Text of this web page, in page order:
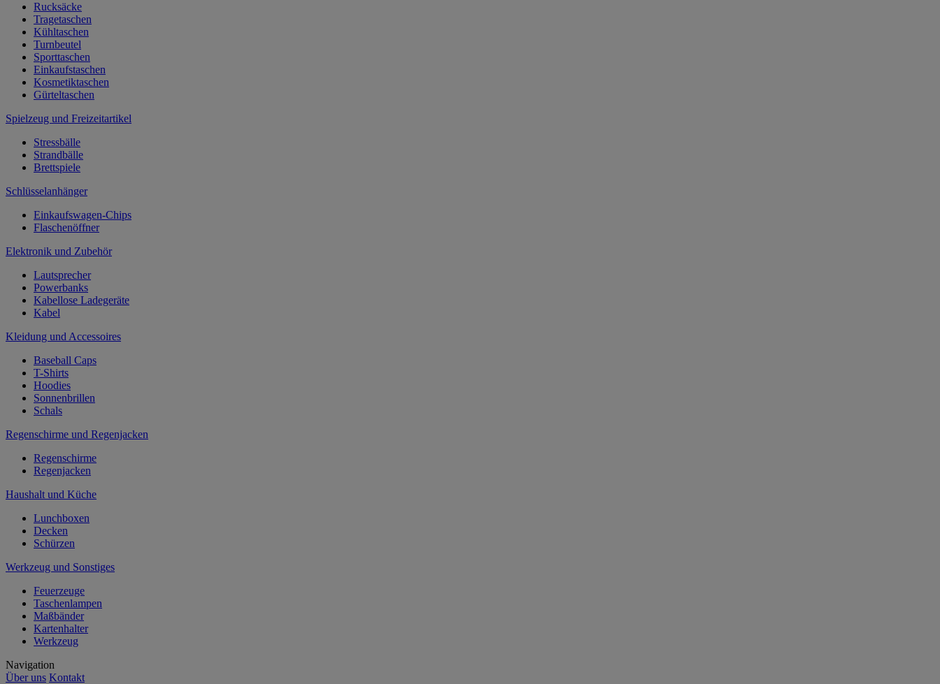
Rucksäcke
Tragetaschen
Kühltaschen
Turnbeutel
Sporttaschen
Einkaufstaschen
Kosmetiktaschen
Gürteltaschen
Spielzeug und Freizeitartikel
Stressbälle
Strandbälle
Brettspiele
Schlüsselanhänger
Einkaufswagen-Chips
Flaschenöffner
Elektronik und Zubehör
Lautsprecher
Powerbanks
Kabellose Ladegeräte
Kabel
Kleidung und Accessoires
Baseball Caps
T-Shirts
Hoodies
Sonnenbrillen
Schals
Regenschirme und Regenjacken
Regenschirme
Regenjacken
Haushalt und Küche
Lunchboxen
Decken
Schürzen
Werkzeug und Sonstiges
Feuerzeuge
Taschenlampen
Maßbänder
Kartenhalter
Werkzeug
Navigation
Über uns Kontakt